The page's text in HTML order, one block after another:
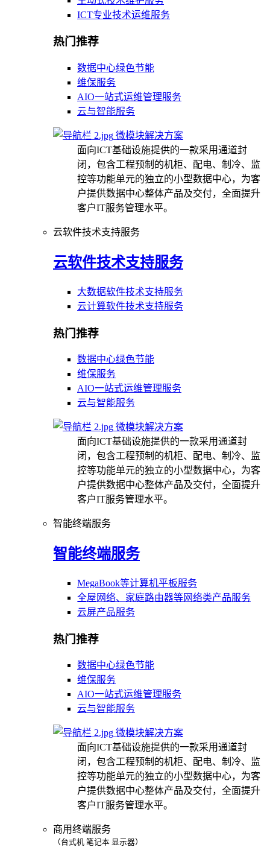
ICT专业技术运维服务
热门推荐
数据中心绿色节能
维保服务
AIO一站式运维管理服务
云与智能服务
微模块解决方案
面向ICT基础设施提供的一款采用通道封
闭，包含工程预制的机柜、配电、制冷、监
控等功能单元的独立的小型数据中心，为客
户提供数据中心整体产品及交付，全面提升
客户IT服务管理水平。
云软件技术支持服务
云软件技术支持服务
大数据软件技术支持服务
云计算软件技术支持服务
热门推荐
数据中心绿色节能
维保服务
AIO一站式运维管理服务
云与智能服务
微模块解决方案
面向ICT基础设施提供的一款采用通道封
闭，包含工程预制的机柜、配电、制冷、监
控等功能单元的独立的小型数据中心，为客
户提供数据中心整体产品及交付，全面提升
客户IT服务管理水平。
智能终端服务
智能终端服务
MegaBook等计算机平板服务
全屋网络、家庭路由器等网络类产品服务
云屏产品服务
热门推荐
数据中心绿色节能
维保服务
AIO一站式运维管理服务
云与智能服务
微模块解决方案
面向ICT基础设施提供的一款采用通道封
闭，包含工程预制的机柜、配电、制冷、监
控等功能单元的独立的小型数据中心，为客
户提供数据中心整体产品及交付，全面提升
客户IT服务管理水平。
商用终端服务
（台式机 笔记本 显示器）